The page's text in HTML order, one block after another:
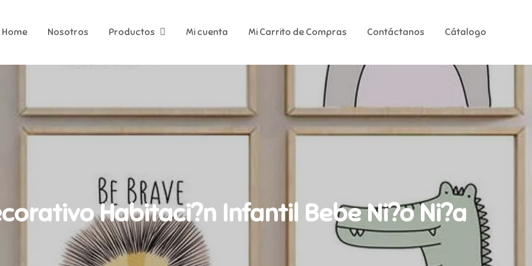
Home Nosotros Productos Mi cuenta Mi Carrito de Compras Contáctanos Cátalogo
Habitaci?n Infantil Bebe Ni?o Ni?a